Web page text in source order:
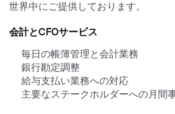
世界中にご提供しております。
会計とCFOサービス
毎日の帳簿管理と会計業務
銀行勘定調整
給与支払い業務への対応
主要なステークホルダーへの月間